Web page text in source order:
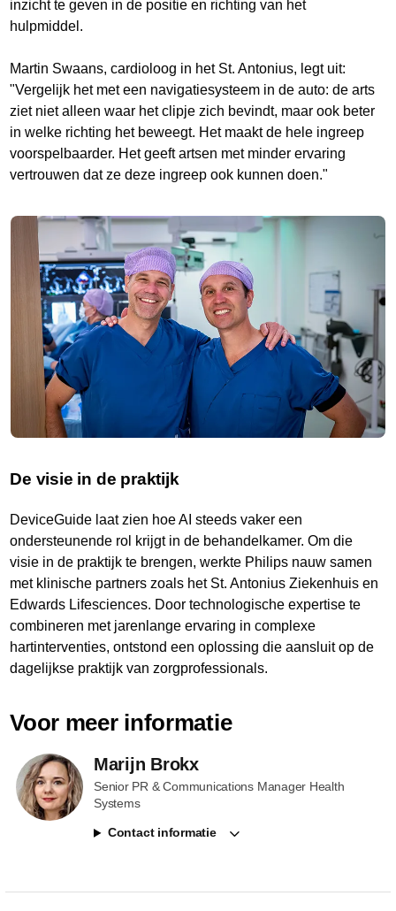
inzicht te geven in de positie en richting van het
hulpmiddel.
Martin Swaans, cardioloog in het St. Antonius, legt uit:
"Vergelijk het met een navigatiesysteem in de auto: de arts
ziet niet alleen waar het clipje zich bevindt, maar ook beter
in welke richting het beweegt. Het maakt de hele ingreep
voorspelbaarder. Het geeft artsen met minder ervaring
vertrouwen dat ze deze ingreep ook kunnen doen."
De visie in de praktijk
DeviceGuide laat zien hoe AI steeds vaker een
ondersteunende rol krijgt in de behandelkamer. Om die
visie in de praktijk te brengen, werkte Philips nauw samen
met klinische partners zoals het St. Antonius Ziekenhuis en
Edwards Lifesciences. Door technologische expertise te
combineren met jarenlange ervaring in complexe
hartinterventies, ontstond een oplossing die aansluit op de
dagelijkse praktijk van zorgprofessionals.
Voor meer informatie
Marijn Brokx
Senior PR & Communications Manager Health
Systems
Contact informatie